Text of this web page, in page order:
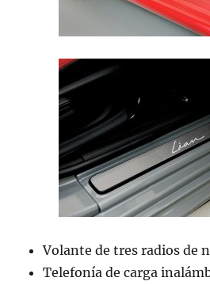
Volante de tres radios de
Telefonía de carga